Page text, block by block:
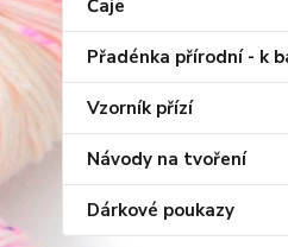
Čaje
Přadénka přírodní - k
Vzorník přízí
Návody na tvoření
Dárkové poukazy